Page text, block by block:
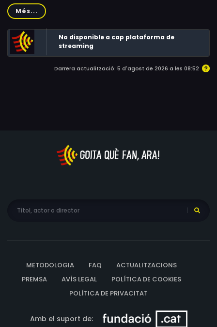
Més...
No disponible a cap plataforma de
streaming
Darrera actualització: 5 d'agost de 2026 a les 08:52
METODOLOGIA FAQ
ACTUALITZACIONS
PREMSA
AVÍS LEGAL
POLÍTICA DE COOKIES
POLÍTICA DE PRIVACITAT
Amb el suport de: